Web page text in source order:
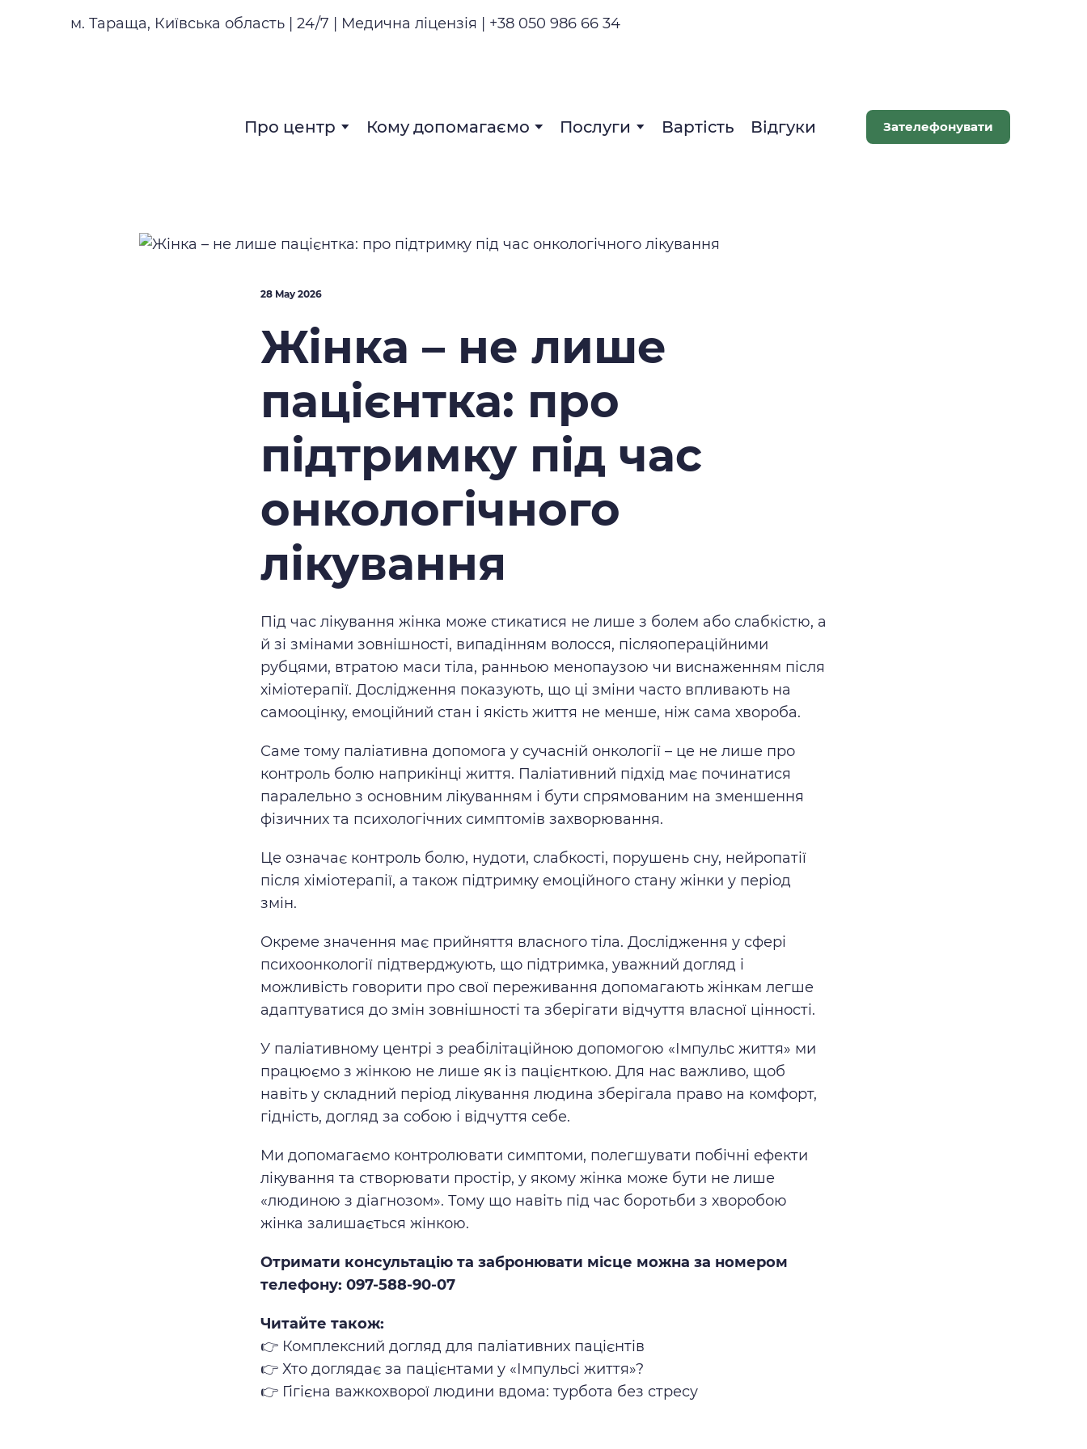
м. Тараща, Київська область | 24/7 | Медична ліцензія | +38 050 986 66 34
Про центр Кому допомагаємо Послуги Вартість Відгуки Зателефонувати
28 May 2026
Жінка – не лише
пацієнтка: про
підтримку під час
онкологічного
лікування
Під час лікування жінка може стикатися не лише з болем або слабкістю, а
й зі змінами зовнішності, випадінням волосся, післяопераційними
рубцями, втратою маси тіла, ранньою менопаузою чи виснаженням після
хіміотерапії. Дослідження показують, що ці зміни часто впливають на
самооцінку, емоційний стан і якість життя не менше, ніж сама хвороба.
Саме тому паліативна допомога у сучасній онкології – це не лише про
контроль болю наприкінці життя. Паліативний підхід має починатися
паралельно з основним лікуванням і бути спрямованим на зменшення
фізичних та психологічних симптомів захворювання.
Це означає контроль болю, нудоти, слабкості, порушень сну, нейропатії
після хіміотерапії, а також підтримку емоційного стану жінки у період
змін.
Окреме значення має прийняття власного тіла. Дослідження у сфері
психоонкології підтверджують, що підтримка, уважний догляд і
можливість говорити про свої переживання допомагають жінкам легше
адаптуватися до змін зовнішності та зберігати відчуття власної цінності.
У паліативному центрі з реабілітаційною допомогою «Імпульс життя» ми
працюємо з жінкою не лише як із пацієнткою. Для нас важливо, щоб
навіть у складний період лікування людина зберігала право на комфорт,
гідність, догляд за собою і відчуття себе.
Ми допомагаємо контролювати симптоми, полегшувати побічні ефекти
лікування та створювати простір, у якому жінка може бути не лише
«людиною з діагнозом». Тому що навіть під час боротьби з хворобою
жінка залишається жінкою.
Отримати консультацію та забронювати місце можна за номером
телефону: 097-588-90-07
Читайте також:
👉 Комплексний догляд для паліативних пацієнтів
👉 Хто доглядає за пацієнтами у «Імпульсі життя»?
👉 Гігієна важкохворої людини вдома: турбота без стресу